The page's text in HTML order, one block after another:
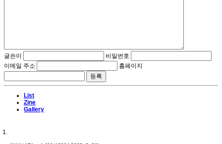
글쓴이
비밀번호
이메일 주소
홈페이지
List
Zine
Gallery